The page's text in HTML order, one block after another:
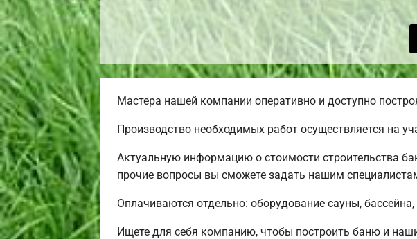
Мастера нашей компании оперативно и доступно
Производство необходимых работ осуществляется на
Актуальную информацию о стоимости строительства
прочие вопросы вы сможете задать нашим
Оплачиваются отдельно: оборудование сауны,
Ищете для себя компанию, чтобы построить баню и